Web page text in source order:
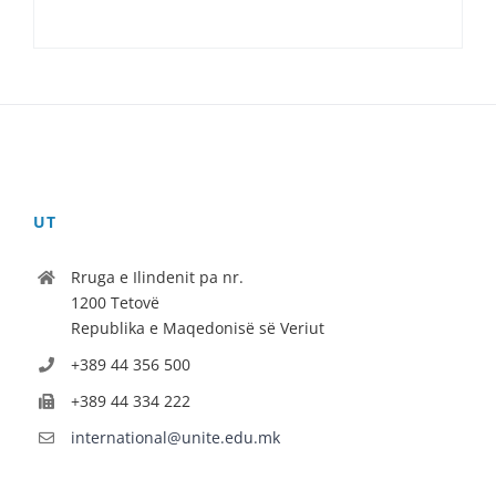
UT
Rruga e Ilindenit pa nr.
1200 Tetovë
Republika e Maqedonisë së Veriut
+389 44 356 500
+389 44 334 222
international@unite.edu.mk